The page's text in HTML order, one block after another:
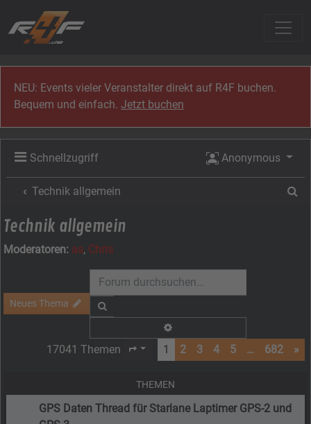
NEU: Events vieler Veranstalter direkt auf R4F buchen.
Bequem und einfach.Jetzt buchen
Schnellzugriff Anonymous
Technik allgemein
Technik allgemein
Moderatoren: as, Chris
Neues Thema
17041 Themen Seite von682
1 2 3 4 5 … 682 »
THEMEN
GPS Daten Thread für Starlane Laptimer GPS-2 und